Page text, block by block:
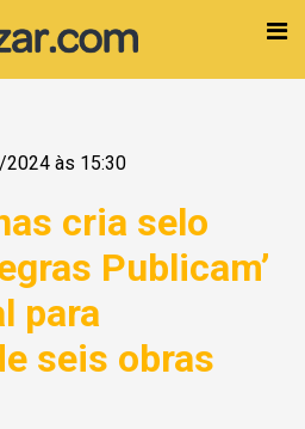
às 15:30
cria selo
Publicam’
para
seis obras